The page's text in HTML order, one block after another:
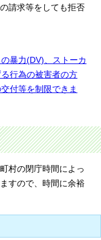
請求等をしても拒否
暴力(DV)、ストーカ
行為の被害者の方
付等を制限できま
村の閉庁時間によっ
すので、時間に余裕